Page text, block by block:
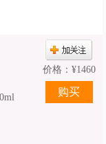
价格： ¥1460